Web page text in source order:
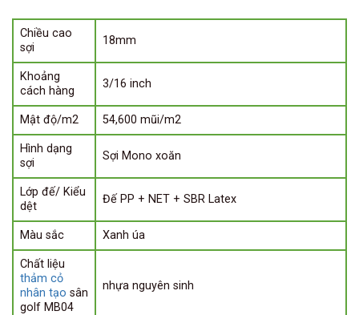
Chiều cao
sợi
18mm
Khoảng
cách hàng
3/16 inch
Mật độ/m2 54,600 mũi/m2
Hình dạng
sợi
Sợi Mono xoăn
Lớp đế/ Kiểu
dệt
Đế PP + NET + SBR Latex
Màu sắc Xanh úa
Chất liệu
thảm cỏ
nhân tạo sân
golf MB04
nhựa nguyên sinh